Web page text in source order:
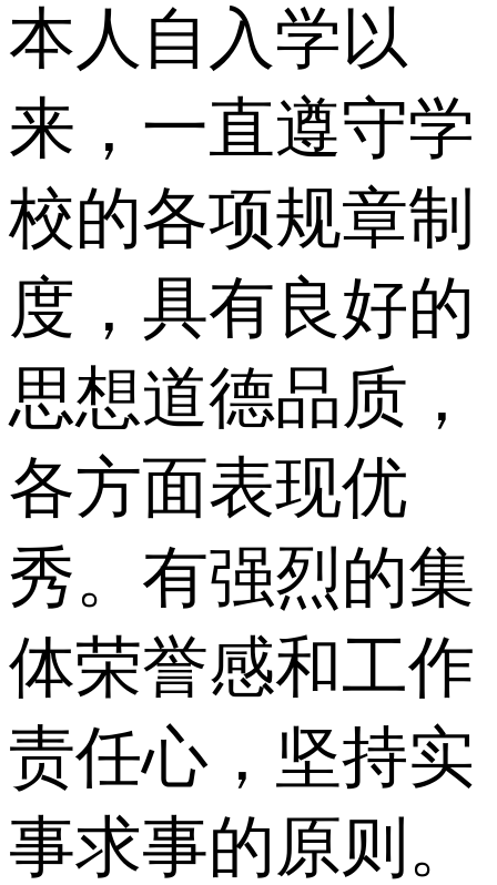
本人自入学以
来，一直遵守学
校的各项规章制
度，具有良好的
思想道德品质，
各方面表现优
秀。有强烈的集
体荣誉感和工作
责任心，坚持实
事求事的原则。